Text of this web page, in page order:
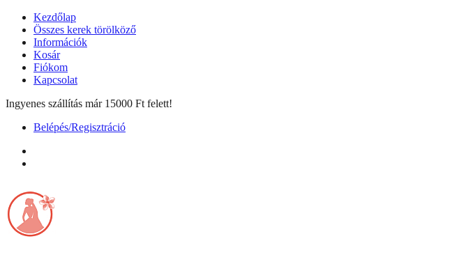
Skip
content
Kezdőlap
Összes kerek törölköző
Információk
Kosár
Fiókom
Kapcsolat
Ingyenes szállítás már 15000 Ft felett!
Belépés/Regisztráció